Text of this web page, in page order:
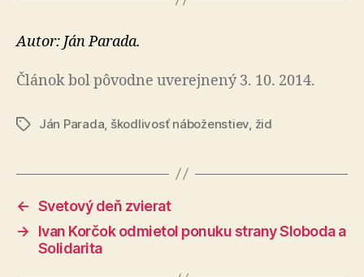
Autor: Ján Parada.
Článok bol pôvodne uverejnený 3. 10. 2014.
ZnačkyJán Parada škodlivosť náboženstiev žid
← Svetový deň zvierat
→
Ivan Korčok odmietol ponuku strany Sloboda a
Solidarita